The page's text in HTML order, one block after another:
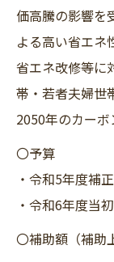
価高騰の影響を
よる高い省エネ
省エネ改修等に
帯・若者夫婦世
2050年のカーボ
〇予算
・令和5年度補
・令和6年度当
〇補助額（補助